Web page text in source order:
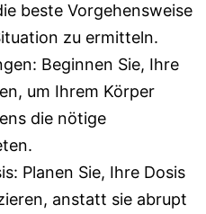
beste Vorgehensweise
zu ermitteln.
Beginnen Sie, Ihre
um Ihrem Körper
die nötige
Planen Sie, Ihre Dosis
anstatt sie abrupt